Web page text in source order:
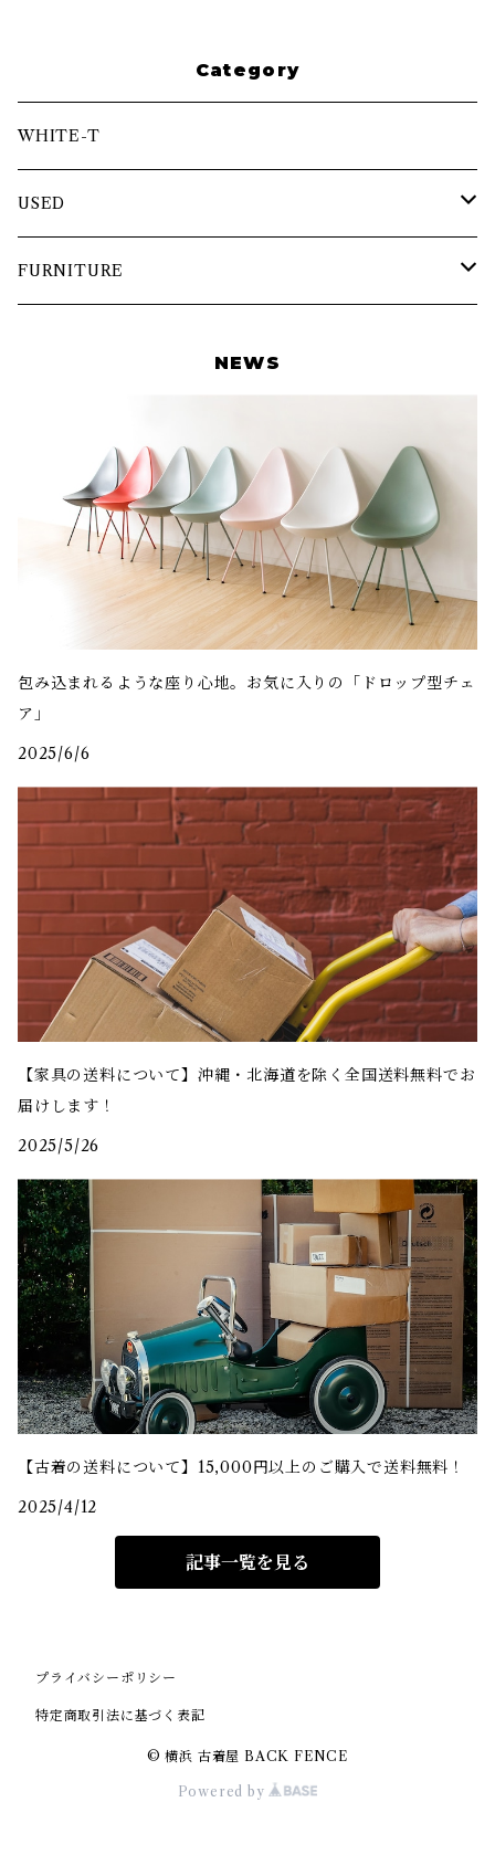
Category
WHITE-T
USED
トップス
バッグ・小物
FURNITURE
照明・ファブリック
収納・小家具
NEWS
包み込まれるような座り心地。お気に入りの「ドロップ型チェ
ア」
2025/6/6
【家具の送料について】沖縄・北海道を除く全国送料無料でお
届けします！
2025/5/26
【古着の送料について】15,000円以上のご購入で送料無料！
2025/4/12
記事一覧を見る
プライバシーポリシー
特定商取引法に基づく表記
© 横浜 古着屋 BACK FENCE
Powered by